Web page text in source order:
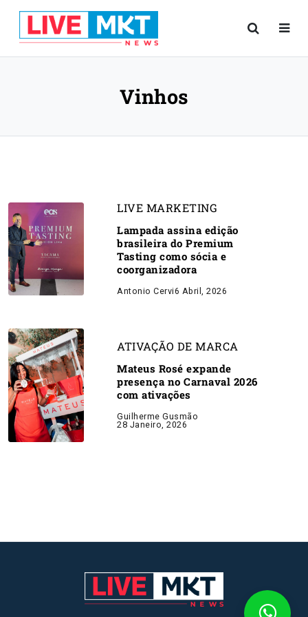
Vinhos
LIVE MARKETING
Lampada assina edição
brasileira do Premium
Tasting como sócia e
coorganizadora
Antonio Cervi6 Abril, 2026
ATIVAÇÃO DE MARCA
Mateus Rosé expande
presença no Carnaval 2026
com ativações
Guilherme Gusmão
28 Janeiro, 2026